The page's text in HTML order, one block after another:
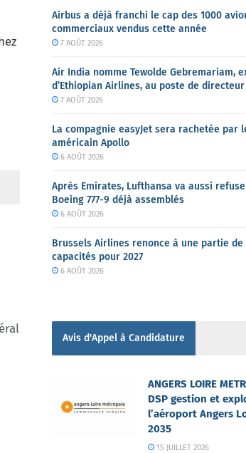
Airbus a déjà franchi le cap des 1000
commerciaux vendus cette année
7 AOÛT 2026
Air India nomme Tewolde Gebremariam,
d’Ethiopian Airlines, au poste de
7 AOÛT 2026
La compagnie easyJet sera rachetée par
américain Apollo
6 AOÛT 2026
Après Emirates, Lufthansa va aussi
Boeing 777-9 déjà assemblés
6 AOÛT 2026
Brussels Airlines renonce à une partie de
capacités pour 2027
6 AOÛT 2026
Avis d'Appel à Candidature
ANGERS LOIRE
DSP gestion et
l’aéroport Angers
2035
15 JUILLET 2026